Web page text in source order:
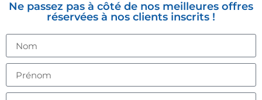
Ne passez pas à côté de nos meilleures offres
réservées à nos clients inscrits !